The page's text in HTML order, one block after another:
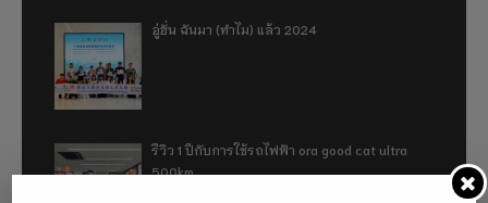
อู่ฮั่น ฉันมา (ทำไม) แล้ว 2024
รีวิว 1 ปีกับการใช้รถไฟฟ้า ora good cat ultra
500km